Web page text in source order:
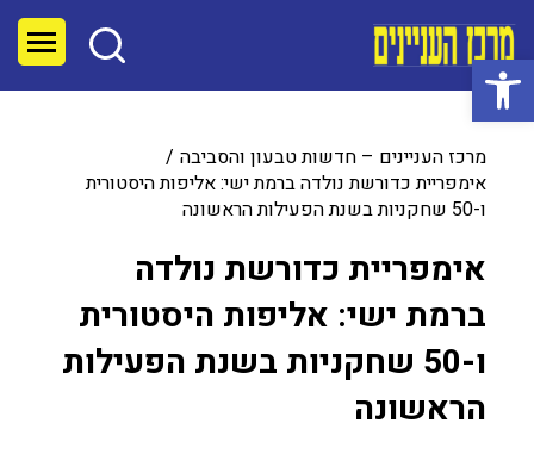
פתח סרגל נגישות
מרכז העניינים – חדשות טבעון והסביבה
אימפריית כדורשת נולדה ברמת ישי: אליפות היסטורית
ו-50 שחקניות בשנת הפעילות הראשונה
אימפריית כדורשת נולדה
ברמת ישי: אליפות היסטורית
ו-50 שחקניות בשנת הפעילות
הראשונה